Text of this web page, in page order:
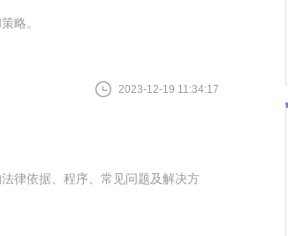
略。
2023-12-19 11:34:17
律依据、程序、常见问题及解决方